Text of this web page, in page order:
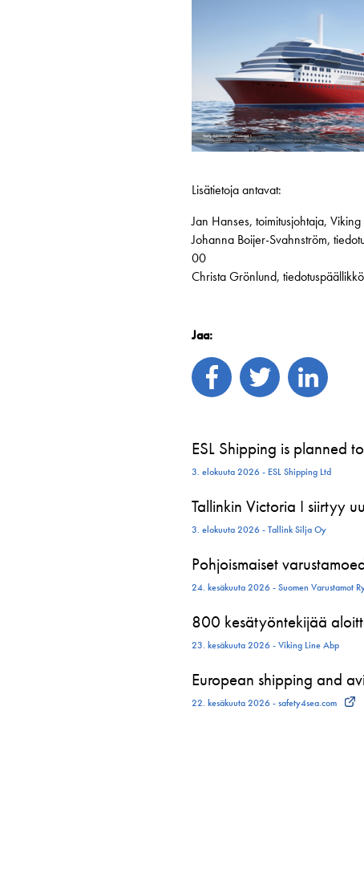
Lisätietoja antavat:
Jan Hanses, toimitusjohtaja,
Johanna Boijer-Svahnström,
00
Christa Grönlund,
Jaa:
ESL Shipping is planned
3. elokuuta 2026 - ESL Shipping Ltd
Tallinkin Victoria I siirtyy
3. elokuuta 2026 - Tallink Silja Oy
Pohjoismaiset
24. kesäkuuta 2026 - Suomen Varustamot
800 kesätyöntekijää
23. kesäkuuta 2026 - Viking Line Abp
European shipping and
22. kesäkuuta 2026 - safety4sea.com